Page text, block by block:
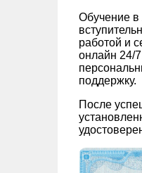
Обучение
работой и
онлайн 24/
поддержку.
После